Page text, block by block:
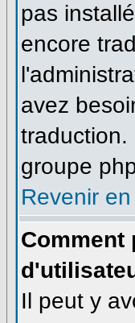
pas
encore
avez
traduction.
groupe
Revenir
Comment
Il peut y